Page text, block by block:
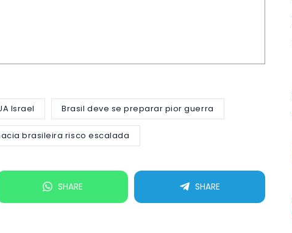
Israel Brasil deve se preparar pior guerra
brasileira risco escalada
SHARE SHARE